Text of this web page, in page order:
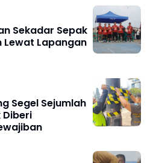
Sekadar Sepak
Lewat Lapangan
Segel Sejumlah
Diberi